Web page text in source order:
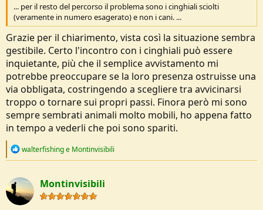
... per il resto del percorso il problema sono i cinghiali sciolti
(veramente in numero esagerato) e non i cani. ...
Grazie per il chiarimento, vista così la situazione sembra
gestibile. Certo l'incontro con i cinghiali può essere
inquietante, più che il semplice avvistamento mi
potrebbe preoccupare se la loro presenza ostruisse una
via obbligata, costringendo a scegliere tra avvicinarsi
troppo o tornare sui propri passi. Finora però mi sono
sempre sembrati animali molto mobili, ho appena fatto
in tempo a vederli che poi sono spariti.
R
c
t
i
o
walterfishinge Montinvisibili
Montinvisibili